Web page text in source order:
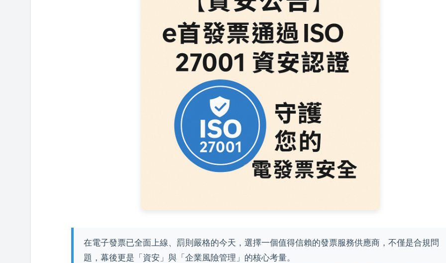
在電子發票已全面上線、罰則嚴格的今天，選擇一個值得信賴的發票服務供應商，不僅是合規問
題，幕後更是「資安」與「企業風險管理」的核心考量。